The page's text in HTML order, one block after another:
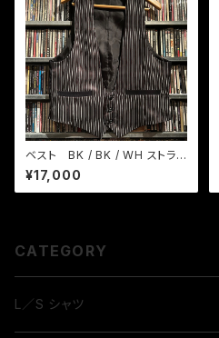
ベスト BK / BK / WH ストライ
プ
¥17,000
CATEGORY
L／S シャツ